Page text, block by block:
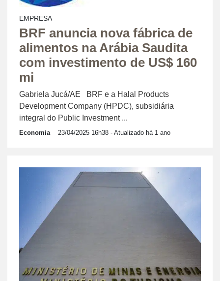
EMPRESA
BRF anuncia nova fábrica de
alimentos na Arábia Saudita
com investimento de US$ 160
mi
Gabriela Jucá/AE BRF e a Halal Products
Development Company (HPDC), subsidiária
integral do Public Investment ...
Economia 23/04/2025 16h38 - Atualizado há 1 ano